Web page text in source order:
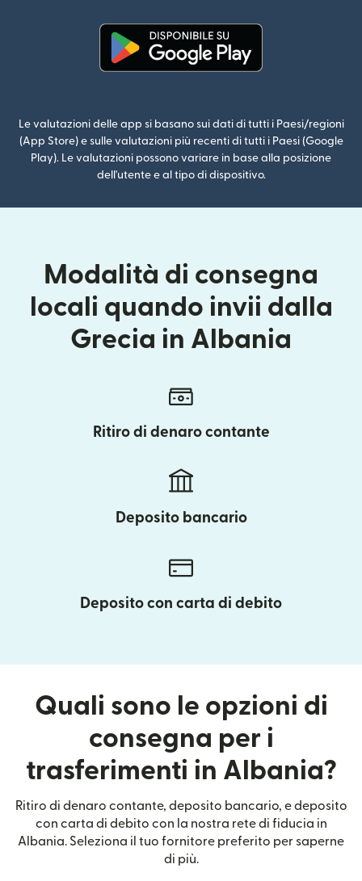
Le valutazioni delle app si basano sui dati di tutti i Paesi/regioni
(App Store) e sulle valutazioni più recenti di tutti i Paesi (Google
Play). Le valutazioni possono variare in base alla posizione
dell'utente e al tipo di dispositivo.
Modalità di consegna
locali quando invii dalla
Grecia in Albania
Ritiro di denaro contante
Deposito bancario
Deposito con carta di debito
Quali sono le opzioni di
consegna per i
trasferimenti in Albania?
Ritiro di denaro contante, deposito bancario, e deposito
con carta di debito con la nostra rete di fiducia in
Albania. Seleziona il tuo fornitore preferito per saperne
di più.